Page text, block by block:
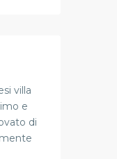
villa
e
di